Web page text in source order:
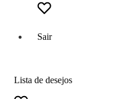
Sair
Lista de desejos